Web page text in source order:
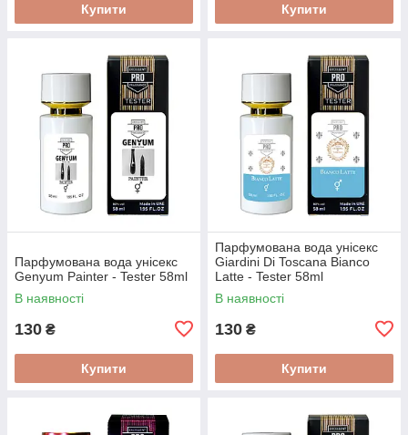
Купити Купити
Парфумована вода унісекс
Genyum Painter - Tester 58ml
В наявності
130 ₴
Купити
Парфумована вода унісекс
Giardini Di Toscana Bianco
Latte - Tester 58ml
В наявності
130 ₴
Купити